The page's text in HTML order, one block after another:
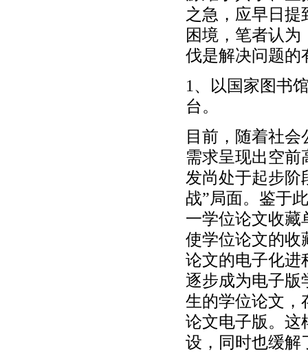
之急，应早日
困境，笔者认
伐是解决问题的
1、以国家图书
台。
目前，随着社
需求呈现出空前
发尚处于起步阶
战”局面。鉴于
一学位论文收藏
使学位论文的收
论文的电子化进
逐步成为电子版
生的学位论文，
论文电子版。这
设，同时也缓解